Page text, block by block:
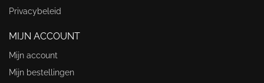
Privacybeleid
MIJN ACCOUNT
Mijn account
Mijn bestellingen